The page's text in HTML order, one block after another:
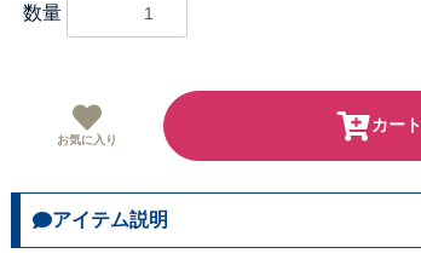
お気に入り
カー
数量
アイテム説明